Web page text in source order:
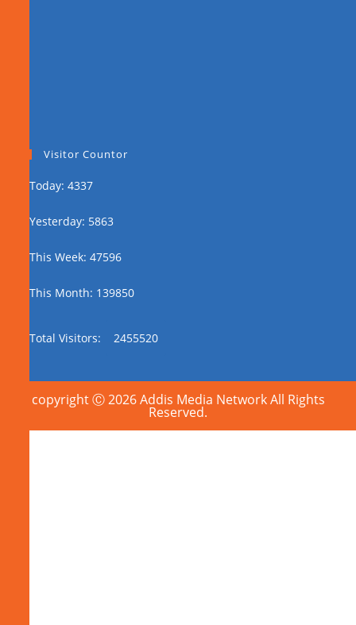
Visitor Countor
Today: 4337
Yesterday: 5863
This Week: 47596
This Month: 139850
Total Visitors: 2455520
copyright Ⓒ 2026 Addis Media Network All Rights
Reserved.